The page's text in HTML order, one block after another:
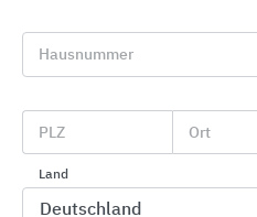
Leit- und
axovend
Hausnummer
PLZ Ort
Land